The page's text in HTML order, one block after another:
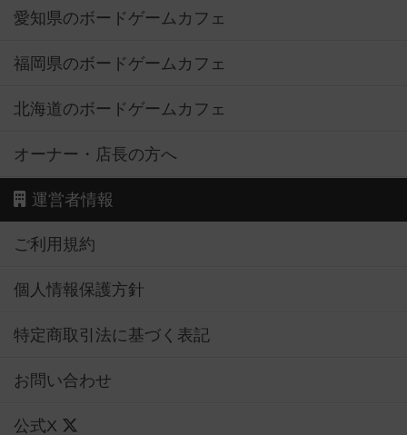
愛知県のボードゲームカフェ
福岡県のボードゲームカフェ
北海道のボードゲームカフェ
オーナー・店長の方へ
運営者情報
ご利用規約
個人情報保護方針
特定商取引法に基づく表記
お問い合わせ
公式X